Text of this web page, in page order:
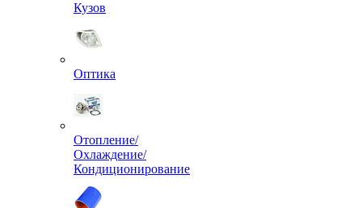
Кузов
Оптика
Отопление/
Охлаждение/
Кондиционирование